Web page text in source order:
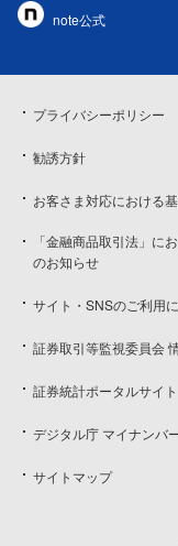
note公式
プライバシーポリシー
勧誘方針
お客さま対応における
「金融商品取引法」に
のお知らせ
サイト・SNSのご利用
証券取引等監視委員会
証券統計ポータルサイト
デジタル庁 マイナンバ
サイトマップ